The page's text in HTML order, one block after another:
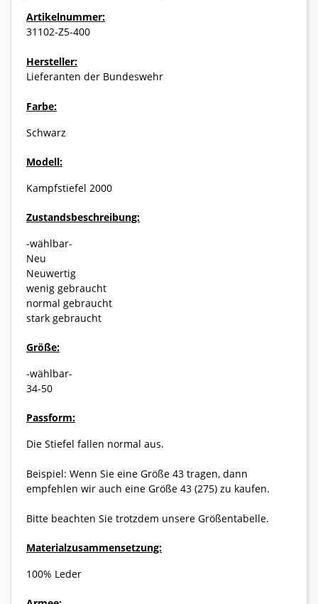
Artikelnummer:
31102-Z5-400
Hersteller:
Lieferanten der Bundeswehr
Farbe:
Schwarz
Modell:
Kampfstiefel 2000
Zustandsbeschreibung:
-wählbar-
Neu
Neuwertig
wenig gebraucht
normal gebraucht
stark gebraucht
Größe:
-wählbar-
34-50
Passform:
Die Stiefel fallen normal aus.
Beispiel: Wenn Sie eine Größe 43 tragen, dann
empfehlen wir auch eine Größe 43 (275) zu kaufen.
Bitte beachten Sie trotzdem unsere Größentabelle.
Materialzusammensetzung:
100% Leder